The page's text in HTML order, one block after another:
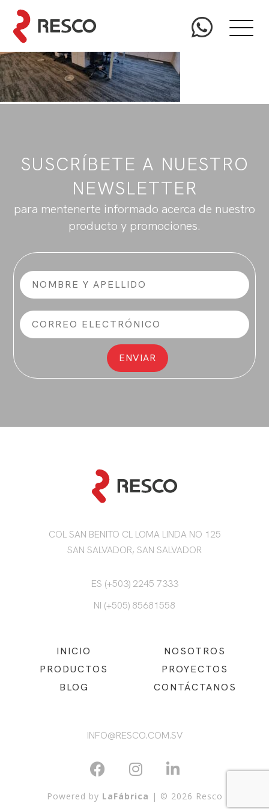
SUSCRÍBETE A NUESTRO
NEWSLETTER
para mentenerte informado acerca de nuestro
producto y promociones.
COL SAN BENITO CL LOMA LINDA NO 125
SAN SALVADOR, SAN SALVADOR
ES (+503) 2245 7333
NI (+505) 85681558
INICIO
NOSOTROS
PRODUCTOS
PROYECTOS
BLOG
CONTÁCTANOS
INFO@RESCO.COM.SV
Powered by LaFábrica | © 2026 Resco